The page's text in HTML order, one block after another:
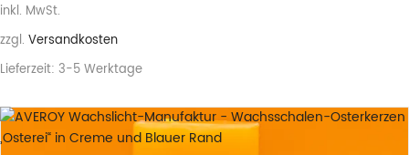
inkl. MwSt.
zzgl. Versandkosten
Lieferzeit: 3-5 Werktage